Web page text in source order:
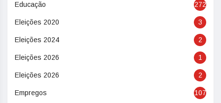
Educação 272
Eleições 2020 3
Eleições 2024 2
Eleições 2026 1
Eleições 2026 2
Empregos 107